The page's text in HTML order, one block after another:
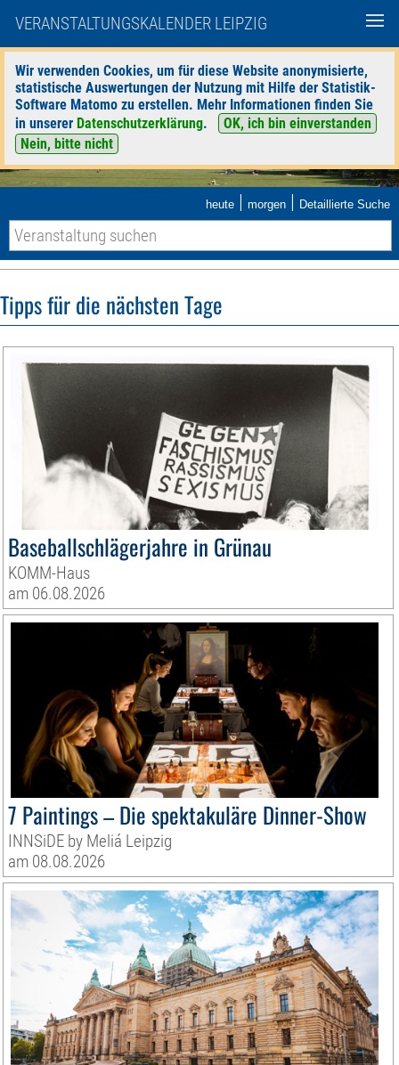
VERANSTALTUNGSKALENDER LEIPZIG
Wir verwenden Cookies, um für diese Website anonymisierte,
statistische Auswertungen der Nutzung mit Hilfe der Statistik-
Software Matomo zu erstellen. Mehr Informationen finden Sie
in unserer Datenschutzerklärung.
OK, ich bin einverstanden
Nein, bitte nicht
heute | morgen | Detaillierte Suche
Tipps für die nächsten Tage
Baseballschlägerjahre in Grünau
KOMM-Haus
am 06.08.2026
7 Paintings – Die spektakuläre Dinner-Show
INNSiDE by Meliá Leipzig
am 08.08.2026